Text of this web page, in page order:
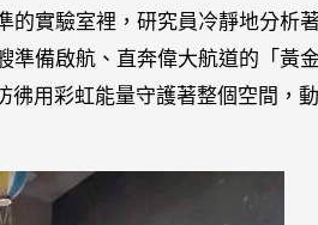
的實驗室裡，研究員冷靜地分析
準備啟航、直奔偉大航道的「黃
彿用彩虹能量守護著整個空間，